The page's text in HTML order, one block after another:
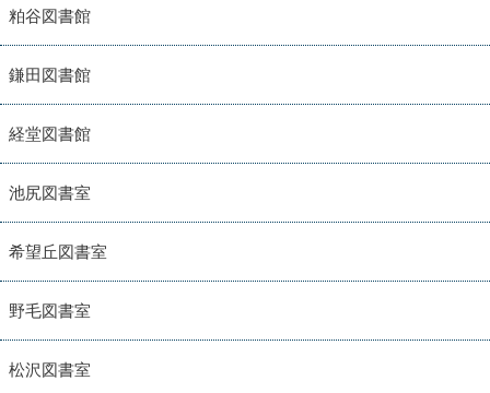
粕谷図書館
鎌田図書館
経堂図書館
池尻図書室
希望丘図書室
野毛図書室
松沢図書室